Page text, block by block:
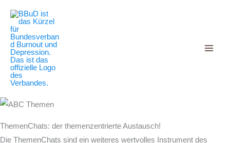
Inhalt
springen
ThemenChats: der themenzentrierte Austausch!
Die ThemenChats sind ein weiteres wertvolles Instrument des